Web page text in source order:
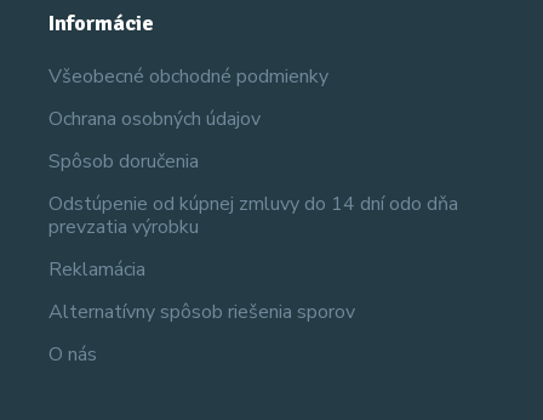
Informácie
Všeobecné obchodné podmienky
Ochrana osobných údajov
Spôsob doručenia
Odstúpenie od kúpnej zmluvy do 14 dní odo dňa
prevzatia výrobku
Reklamácia
Alternatívny spôsob riešenia sporov
O nás